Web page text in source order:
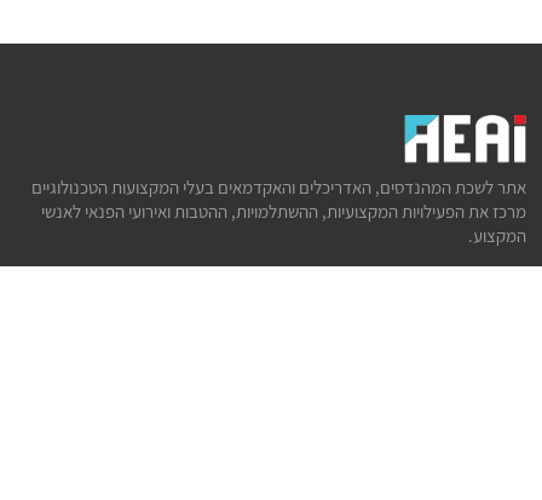
אתר לשכת המהנדסים, האדריכלים והאקדמאים בעלי המקצועות הטכנולוגיים
מרכז את הפעילויות המקצועיות, ההשתלמויות, ההטבות ואירועי הפנאי לאנשי
המקצוע.